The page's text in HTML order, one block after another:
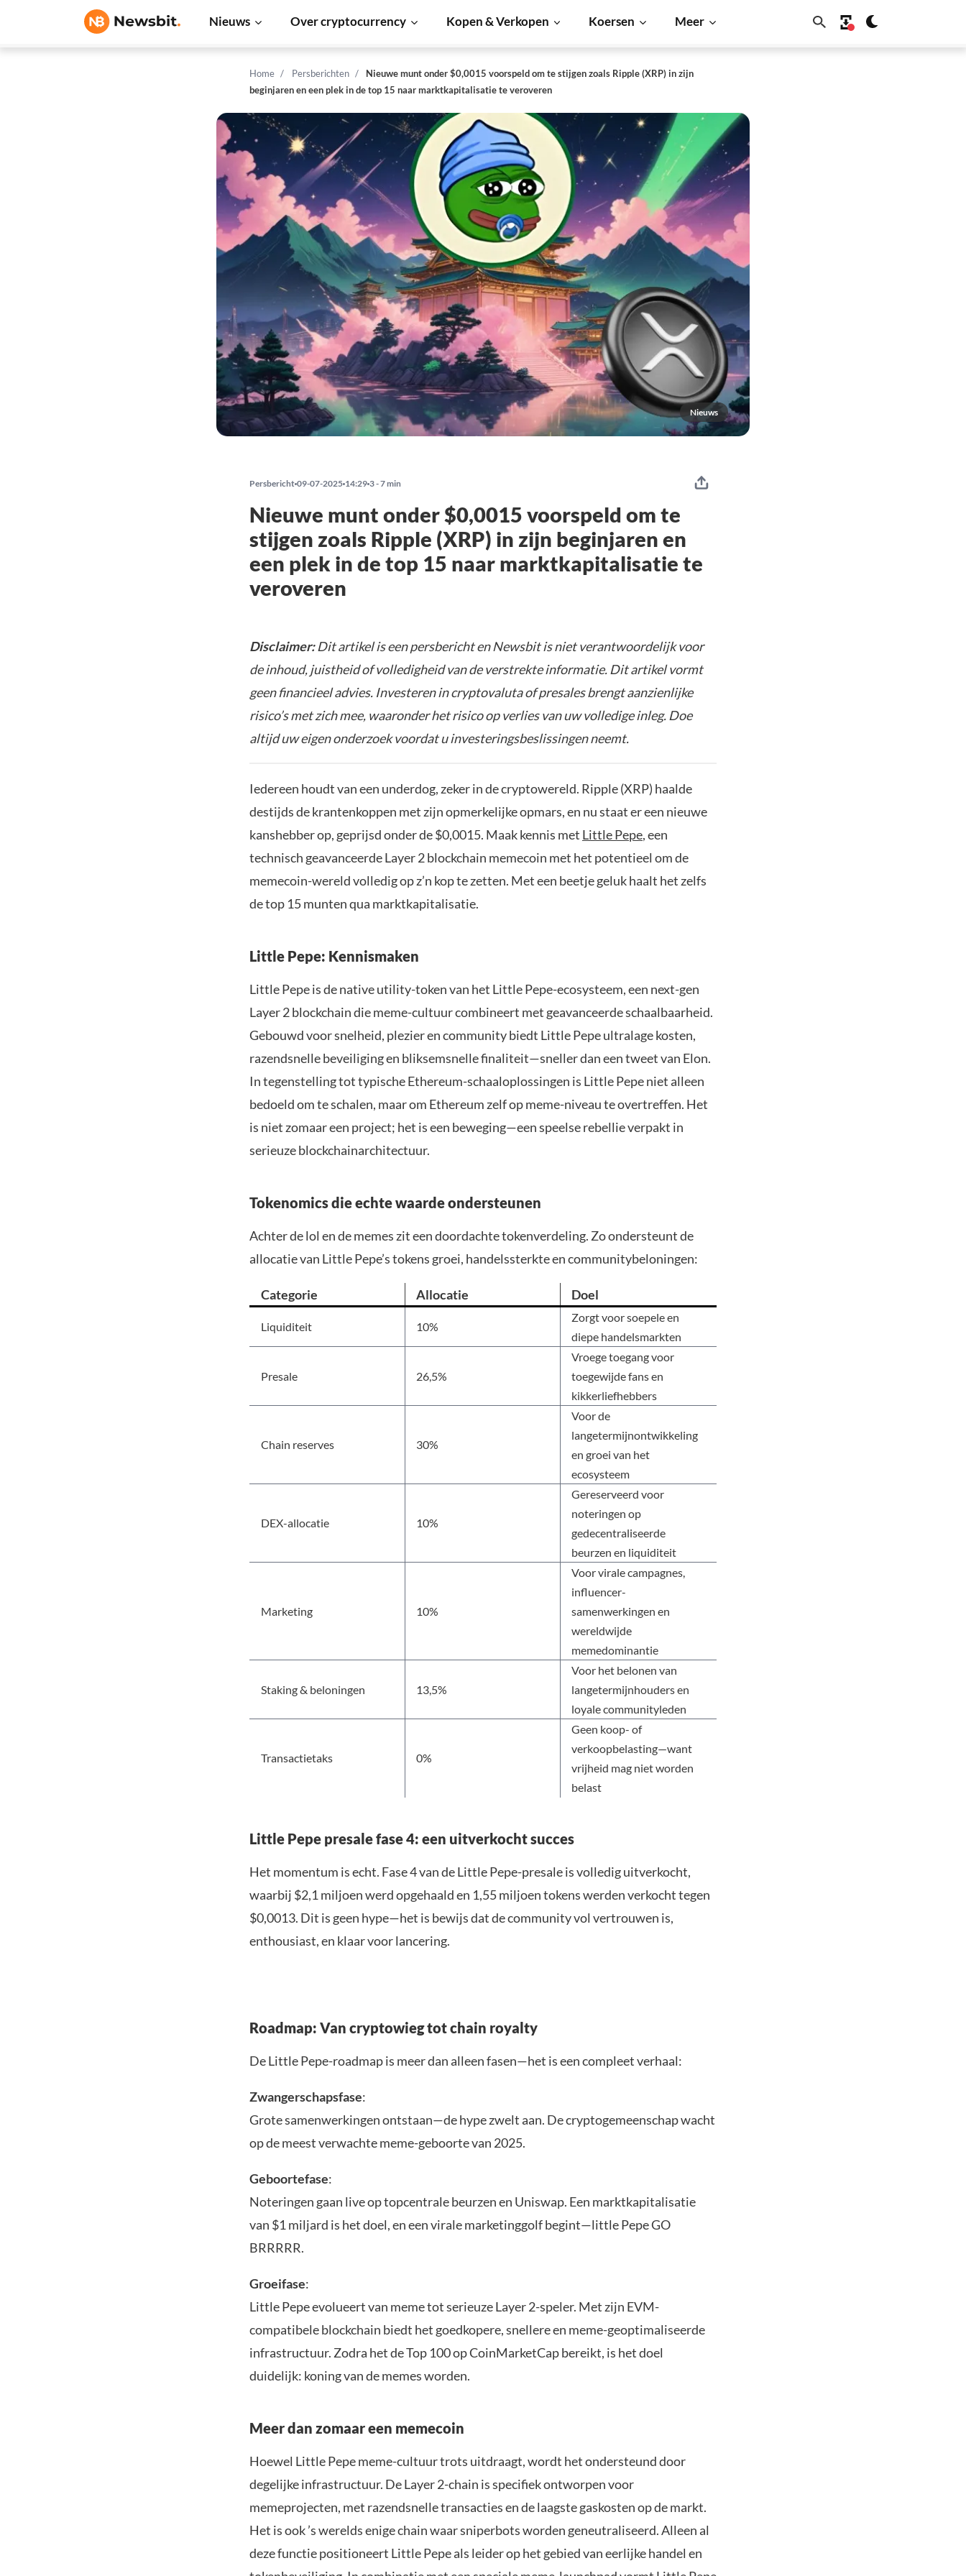
Nieuws Over cryptocurrency Kopen & Verkopen Koersen Meer
Home Persberichten
Nieuwe munt onder $0,0015 voorspeld om te stijgen zoals Ripple (XRP) in zijn
beginjaren en een plek in de top 15 naar marktkapitalisatie te veroveren
Nieuws
Persbericht 09-07-2025 14:29 3 - 7 min
Nieuwe munt onder $0,0015 voorspeld om te
stijgen zoals Ripple (XRP) in zijn beginjaren en
een plek in de top 15 naar marktkapitalisatie te
veroveren
Disclaimer:Dit artikel is een persbericht en Newsbit is niet verantwoordelijk voor
de inhoud, juistheid of volledigheid van de verstrekte informatie. Dit artikel vormt
geen financieel advies. Investeren in cryptovaluta of presales brengt aanzienlijke
risico’s met zich mee, waaronder het risico op verlies van uw volledige inleg. Doe
altijd uw eigen onderzoek voordat u investeringsbeslissingen neemt.
Iedereen houdt van een underdog, zeker in de cryptowereld. Ripple (XRP) haalde
destijds de krantenkoppen met zijn opmerkelijke opmars, en nu staat er een nieuwe
kanshebber op, geprijsd onder de $0,0015. Maak kennis met Little Pepe, een
technisch geavanceerde Layer 2 blockchain memecoin met het potentieel om de
memecoin-wereld volledig op z’n kop te zetten. Met een beetje geluk haalt het zelfs
de top 15 munten qua marktkapitalisatie.
Little Pepe: Kennismaken
Little Pepe is de native utility-token van het Little Pepe-ecosysteem, een next-gen
Layer 2 blockchain die meme-cultuur combineert met geavanceerde schaalbaarheid.
Gebouwd voor snelheid, plezier en community biedt Little Pepe ultralage kosten,
razendsnelle beveiliging en bliksemsnelle finaliteit—sneller dan een tweet van Elon.
In tegenstelling tot typische Ethereum-schaaloplossingen is Little Pepe niet alleen
bedoeld om te schalen, maar om Ethereum zelf op meme-niveau te overtreffen. Het
is niet zomaar een project; het is een beweging—een speelse rebellie verpakt in
serieuze blockchainarchitectuur.
Tokenomics die echte waarde ondersteunen
Achter de lol en de memes zit een doordachte tokenverdeling. Zo ondersteunt de
allocatie van Little Pepe’s tokens groei, handelssterkte en communitybeloningen:
Categorie Allocatie Doel
Liquiditeit 10%
Zorgt voor soepele en
diepe handelsmarkten
Presale 26,5%
Vroege toegang voor
toegewijde fans en
kikkerliefhebbers
Chain reserves 30%
Voor de
langetermijnontwikkeling
en groei van het
ecosysteem
DEX-allocatie 10%
Gereserveerd voor
noteringen op
gedecentraliseerde
beurzen en liquiditeit
Marketing 10%
Voor virale campagnes,
influencer-
samenwerkingen en
wereldwijde
memedominantie
Staking & beloningen 13,5%
Voor het belonen van
langetermijnhouders en
loyale communityleden
Transactietaks 0%
Geen koop- of
verkoopbelasting—want
vrijheid mag niet worden
belast
Little Pepe presale fase 4: een uitverkocht succes
Het momentum is echt. Fase 4 van de Little Pepe-presale is volledig uitverkocht,
waarbij $2,1 miljoen werd opgehaald en 1,55 miljoen tokens werden verkocht tegen
$0,0013. Dit is geen hype—het is bewijs dat de community vol vertrouwen is,
enthousiast, en klaar voor lancering.
Roadmap: Van cryptowieg tot chain royalty
De Little Pepe-roadmap is meer dan alleen fasen—het is een compleet verhaal:
Zwangerschapsfase:
Grote samenwerkingen ontstaan—de hype zwelt aan. De cryptogemeenschap wacht
op de meest verwachte meme-geboorte van 2025.
Geboortefase:
Noteringen gaan live op topcentrale beurzen en Uniswap. Een marktkapitalisatie
van $1 miljard is het doel, en een virale marketinggolf begint—little Pepe GO
BRRRRR.
Groeifase:
Little Pepe evolueert van meme tot serieuze Layer 2-speler. Met zijn EVM-
compatibele blockchain biedt het goedkopere, snellere en meme-geoptimaliseerde
infrastructuur. Zodra het de Top 100 op CoinMarketCap bereikt, is het doel
duidelijk: koning van de memes worden.
Meer dan zomaar een memecoin
Hoewel Little Pepe meme-cultuur trots uitdraagt, wordt het ondersteund door
degelijke infrastructuur. De Layer 2-chain is specifiek ontworpen voor
memeprojecten, met razendsnelle transacties en de laagste gaskosten op de markt.
Het is ook ’s werelds enige chain waar sniperbots worden geneutraliseerd. Alleen al
deze functie positioneert Little Pepe als leider op het gebied van eerlijke handel en